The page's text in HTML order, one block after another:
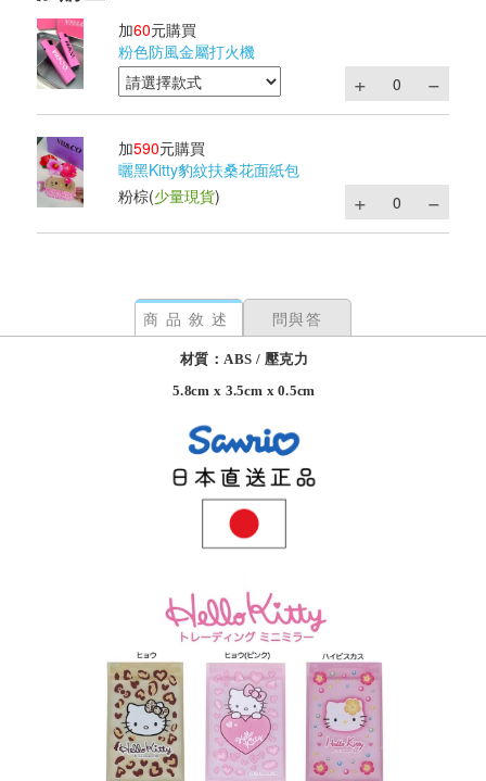
加60元購買
粉色防風金屬打火機
加590元購買
曬黑Kitty豹紋扶桑花面紙包
粉棕(少量現貨)
商品敘述 問與答